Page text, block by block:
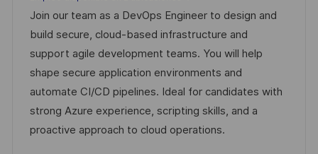
a
c
i
ó
n
h
a
d
e
p
u
b
d
e
e
m
p
l
e
t
e
g
o
r
í
a
Join our team as a DevOps Engineer to design and
build secure, cloud-based infrastructure and
support agile development teams. You will help
shape secure application environments and
automate CI/CD pipelines. Ideal for candidates with
strong Azure experience, scripting skills, and a
proactive approach to cloud operations.